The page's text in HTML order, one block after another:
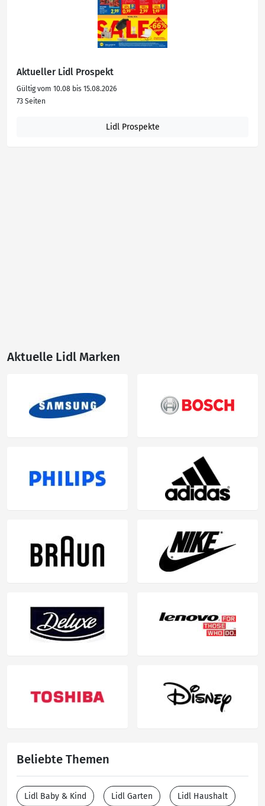
Aktueller Lidl Prospekt
Gültig vom 10.08 bis 15.08.2026
73 Seiten
Lidl Prospekte
Aktuelle Lidl Marken
Beliebte Themen
Lidl Baby & Kind Lidl Garten Lidl Haushalt